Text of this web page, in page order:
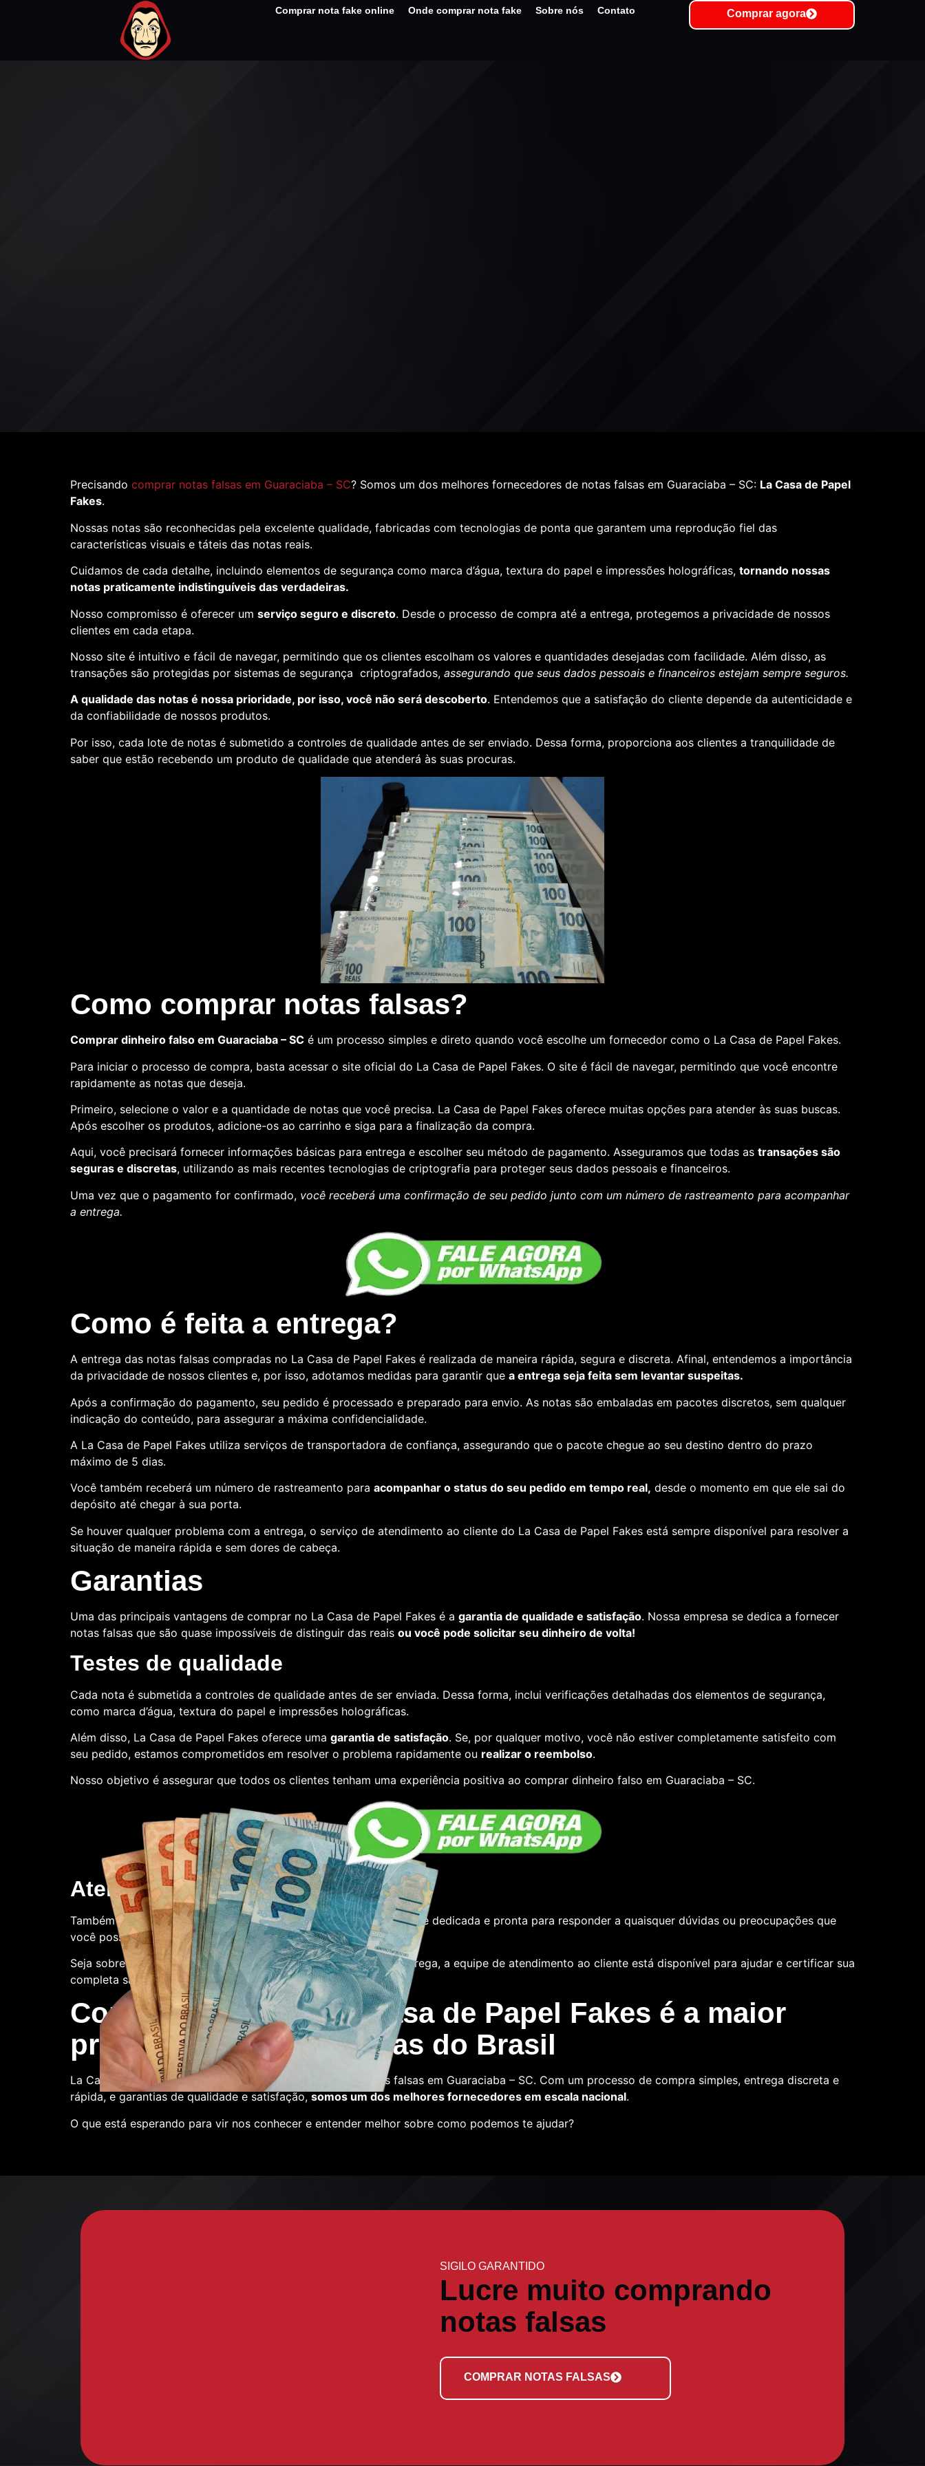
Comprar nota fake online Onde comprar nota fake Sobre nós Contato Comprar agora
Precisando comprar notas falsas em Guaraciaba – SC? Somos um dos melhores fornecedores de notas falsas em Guaraciaba – SC: La Casa de Papel
Fakes.
Nossas notas são reconhecidas pela excelente qualidade, fabricadas com tecnologias de ponta que garantem uma reprodução fiel das
características visuais e táteis das notas reais.
Cuidamos de cada detalhe, incluindo elementos de segurança como marca d’água, textura do papel e impressões holográficas, tornando nossas
notas praticamente indistinguíveis das verdadeiras.
Nosso compromisso é oferecer um serviço seguro e discreto. Desde o processo de compra até a entrega, protegemos a privacidade de nossos
clientes em cada etapa.
Nosso site é intuitivo e fácil de navegar, permitindo que os clientes escolham os valores e quantidades desejadas com facilidade. Além disso, as
transações são protegidas por sistemas de segurança criptografados, assegurando que seus dados pessoais e financeiros estejam sempre seguros.
A qualidade das notas é nossa prioridade, por isso, você não será descoberto. Entendemos que a satisfação do cliente depende da autenticidade e
da confiabilidade de nossos produtos.
Por isso, cada lote de notas é submetido a controles de qualidade antes de ser enviado. Dessa forma, proporciona aos clientes a tranquilidade de
saber que estão recebendo um produto de qualidade que atenderá às suas procuras.
Como comprar notas falsas?
Comprar dinheiro falso em Guaraciaba – SC é um processo simples e direto quando você escolhe um fornecedor como o La Casa de Papel Fakes.
Para iniciar o processo de compra, basta acessar o site oficial do La Casa de Papel Fakes. O site é fácil de navegar, permitindo que você encontre
rapidamente as notas que deseja.
Primeiro, selecione o valor e a quantidade de notas que você precisa. La Casa de Papel Fakes oferece muitas opções para atender às suas buscas.
Após escolher os produtos, adicione-os ao carrinho e siga para a finalização da compra.
Aqui, você precisará fornecer informações básicas para entrega e escolher seu método de pagamento. Asseguramos que todas as transações são
seguras e discretas, utilizando as mais recentes tecnologias de criptografia para proteger seus dados pessoais e financeiros.
Uma vez que o pagamento for confirmado, você receberá uma confirmação de seu pedido junto com um número de rastreamento para acompanhar
a entrega.
Como é feita a entrega?
A entrega das notas falsas compradas no La Casa de Papel Fakes é realizada de maneira rápida, segura e discreta. Afinal, entendemos a importância
da privacidade de nossos clientes e, por isso, adotamos medidas para garantir que a entrega seja feita sem levantar suspeitas.
Após a confirmação do pagamento, seu pedido é processado e preparado para envio. As notas são embaladas em pacotes discretos, sem qualquer
indicação do conteúdo, para assegurar a máxima confidencialidade.
A La Casa de Papel Fakes utiliza serviços de transportadora de confiança, assegurando que o pacote chegue ao seu destino dentro do prazo
máximo de 5 dias.
Você também receberá um número de rastreamento para acompanhar o status do seu pedido em tempo real, desde o momento em que ele sai do
depósito até chegar à sua porta.
Se houver qualquer problema com a entrega, o serviço de atendimento ao cliente do La Casa de Papel Fakes está sempre disponível para resolver a
situação de maneira rápida e sem dores de cabeça.
Garantias
Uma das principais vantagens de comprar no La Casa de Papel Fakes é a garantia de qualidade e satisfação. Nossa empresa se dedica a fornecer
notas falsas que são quase impossíveis de distinguir das reais ou você pode solicitar seu dinheiro de volta!
Testes de qualidade
Cada nota é submetida a controles de qualidade antes de ser enviada. Dessa forma, inclui verificações detalhadas dos elementos de segurança,
como marca d’água, textura do papel e impressões holográficas.
Além disso, La Casa de Papel Fakes oferece uma garantia de satisfação. Se, por qualquer motivo, você não estiver completamente satisfeito com
seu pedido, estamos comprometidos em resolver o problema rapidamente ou realizar o reembolso.
Nosso objetivo é assegurar que todos os clientes tenham uma experiência positiva ao comprar dinheiro falso em Guaraciaba – SC.
Atendimento ao cliente
Também oferecemos suporte ao cliente. Contamos com uma equipe dedicada e pronta para responder a quaisquer dúvidas ou preocupações que
você possa ter.
Seja sobre o processo de compra, a qualidade das notas ou a entrega, a equipe de atendimento ao cliente está disponível para ajudar e certificar sua
completa satisfação.
Compre conosco: La Casa de Papel Fakes é a maior
produtora de notas falsas do Brasil
La Casa de Papel Fakes é o melhor lugar para comprar notas falsas em Guaraciaba – SC. Com um processo de compra simples, entrega discreta e
rápida, e garantias de qualidade e satisfação, somos um dos melhores fornecedores em escala nacional.
O que está esperando para vir nos conhecer e entender melhor sobre como podemos te ajudar?
SIGILO GARANTIDO
Lucre muito comprando
notas falsas
COMPRAR NOTAS FALSAS